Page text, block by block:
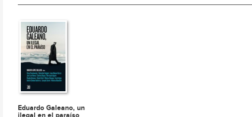
Eduardo Galeano, un
ilegal en el paraíso